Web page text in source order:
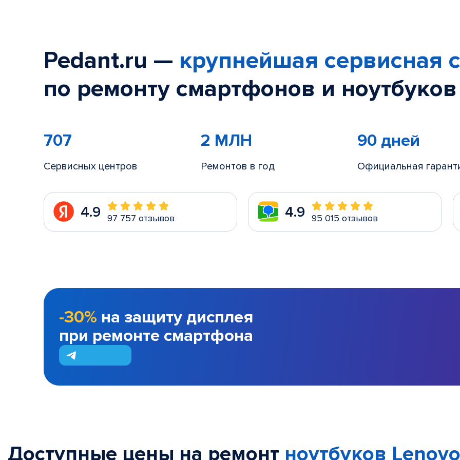
Pedant.ru — крупнейшая сервисная
по ремонту смартфонов и
707
Сервисных центров
2 МЛН
Ремонтов в год
90 дней
Официальная
4.9 97 757 отзывов 4.9 95 015 отзывов
-30% на защиту дисплея
при ремонте смартфона
Доступные цены на ремонт ноутбуков Lenovo